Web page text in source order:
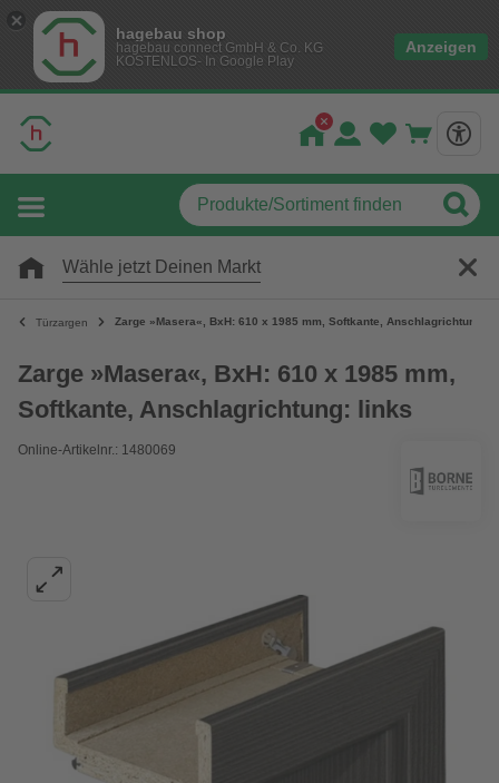
hagebau shop
hagebau connect GmbH & Co. KG
KOSTENLOS- In Google Play
Anzeigen
Wähle jetzt Deinen Markt
Türzargen Zarge »Masera«, BxH: 610 x 1985 mm, Softkante, Anschlagrichtung:
Zarge »Masera«, BxH: 610 x 1985 mm,
Softkante, Anschlagrichtung: links
Online-Artikelnr.: 1480069